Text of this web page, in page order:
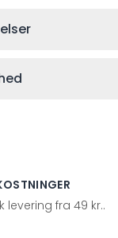
levering fra 49 kr..